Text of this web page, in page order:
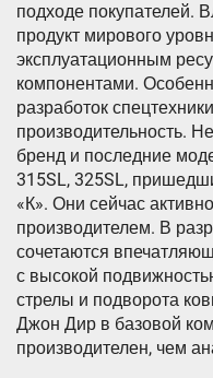
подходе покупателей.
продукт мирового
эксплуатационным
компонентами.
разработок
производительность.
бренд и последние
315SL, 325SL,
«К». Они сейчас
производителем. В
сочетаются
с высокой
стрелы и подворота
Джон Дир в базовой
производителен, чем